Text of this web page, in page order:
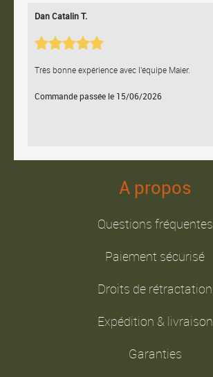
Dan Catalin T.
Très bonne expérience avec l'équipe Maier.
Commande passée le 15/06/2026
A propos
Questions fréquentes
Paiement sécurisé
Droits de rétractation
Expédition & livraison
Garanties